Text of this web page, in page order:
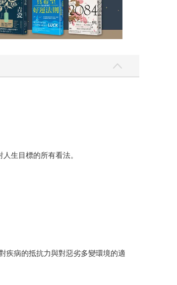
生目標的所有看法。
疾病的抵抗力與對惡劣多變環境的適